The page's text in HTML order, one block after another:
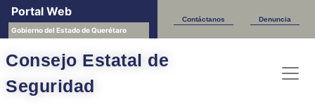
Portal Web
Gobierno del Estado de Querétaro
Contáctanos Denuncia
Consejo Estatal de
Seguridad